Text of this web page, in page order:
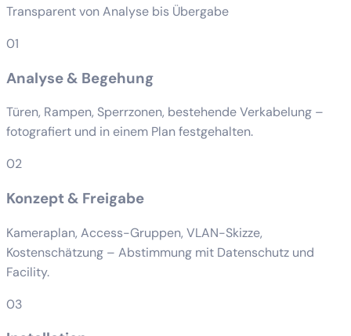
Transparent von Analyse bis Übergabe
01
Analyse & Begehung
Türen, Rampen, Sperrzonen, bestehende Verkabelung –
fotografiert und in einem Plan festgehalten.
02
Konzept & Freigabe
Kameraplan, Access-Gruppen, VLAN-Skizze,
Kostenschätzung – Abstimmung mit Datenschutz und
Facility.
03